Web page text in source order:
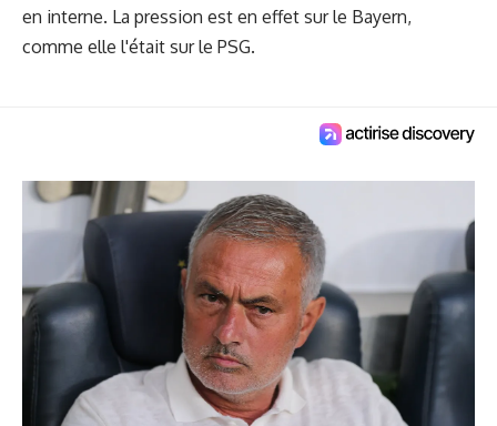
en interne. La pression est en effet sur le Bayern,
comme elle l'était sur le PSG.